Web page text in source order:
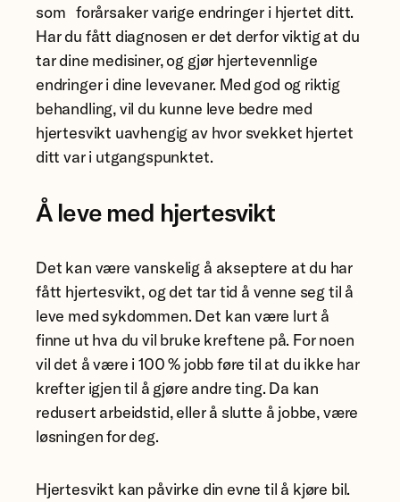
som forårsaker varige endringer i hjertet ditt.
Har du fått diagnosen er det derfor viktig at du
tar dine medisiner, og gjør hjertevennlige
endringer i dine levevaner. Med god og riktig
behandling, vil du kunne leve bedre med
hjertesvikt uavhengig av hvor svekket hjertet
ditt var i utgangspunktet.
Å leve med hjertesvikt
Det kan være vanskelig å akseptere at du har
fått hjertesvikt, og det tar tid å venne seg til å
leve med sykdommen. Det kan være lurt å
finne ut hva du vil bruke kreftene på. For noen
vil det å være i 100 % jobb føre til at du ikke har
krefter igjen til å gjøre andre ting. Da kan
redusert arbeidstid, eller å slutte å jobbe, være
løsningen for deg.
Hjertesvikt kan påvirke din evne til å kjøre bil.